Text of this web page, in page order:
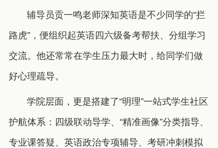
辅导员贡一鸣老师深知英语是不少同学的“拦
路虎”，便组织起英语四六级备考帮扶、分组学习
交流。他还常常在学生压力最大时，给同学们做
好心理疏导。
学院层面，更是搭建了“明理”一站式学生社区
护航体系：四级联动导学、“精准画像”分类指导、
专业课答疑、英语政治专项辅导、考研冲刺模拟